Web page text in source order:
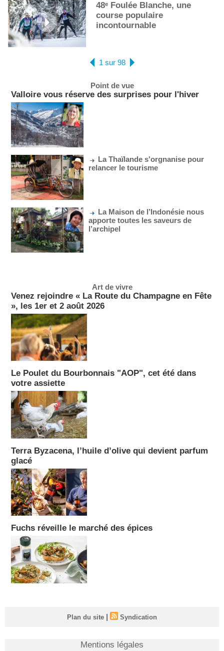
48ᵉ Foulée Blanche, une
course populaire
incontournable
1 sur 98
Point de vue
Valloire vous réserve des surprises pour l'hiver
La Thaïlande s'orgnanise pour
relancer le tourisme
La Maison de l’Indonésie nous
apporte toutes les saveurs de
l’archipel
Art de vivre
Venez rejoindre « La Route du Champagne en Fête
», les 1er et 2 août 2026
Le Poulet du Bourbonnais "AOP", cet été dans
votre assiette
Terra Byzacena, l’huile d’olive qui devient parfum
glacé
Fuchs réveille le marché des épices
Plan du site | Syndication
Mentions légales